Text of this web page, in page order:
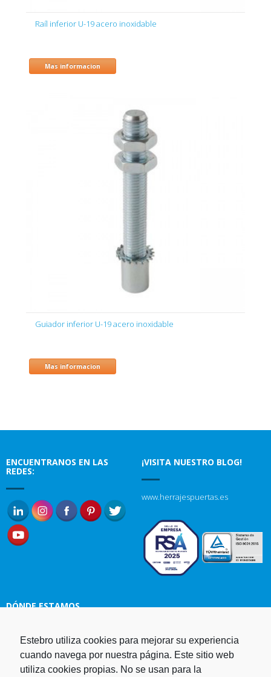
Raíl inferior U-19 acero inoxidable
Mas informacion
Guiador inferior U-19 acero inoxidable
Mas informacion
ENCUENTRANOS EN LAS
REDES:
¡VISITA NUESTRO BLOG!
www.herrajespuertas.es
DÓNDE ESTAMOS
Estampaciones EBRO, S.L.
Polg. Ind. Malpica-Alfindén C/H
naves 10, 12, 14 y 5 50171 La
Estebro utiliza cookies para mejorar su experiencia
cuando navega por nuestra página. Este sitio web
utiliza cookies propias. No se usan para la